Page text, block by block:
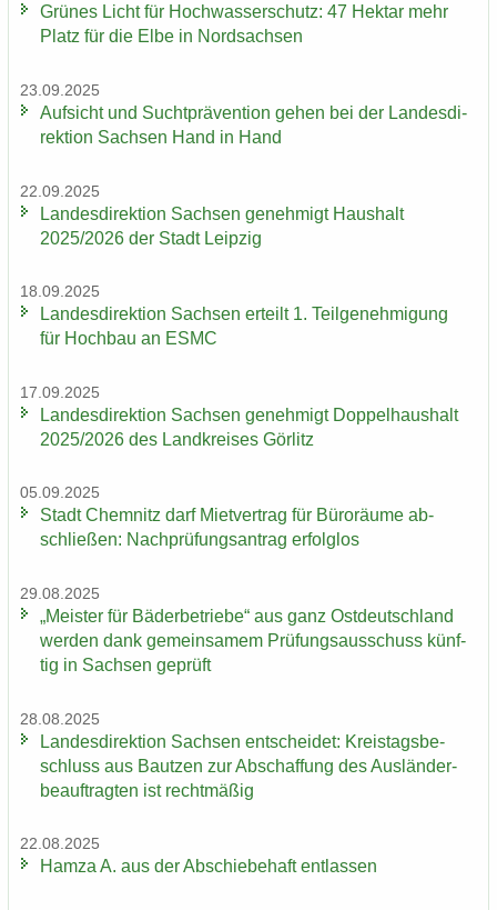
Grü­nes Licht für Hoch­was­ser­schutz: 47 Hekt­ar mehr
Platz für die Elbe in Nord­sach­sen
23.09.2025
Auf­sicht und Sucht­prä­ven­ti­on gehen bei der Lan­des­di­
rek­ti­on Sach­sen Hand in Hand
22.09.2025
Lan­des­di­rek­ti­on Sach­sen ge­neh­migt Haus­halt
2025/2026 der Stadt Leip­zig
18.09.2025
Lan­des­di­rek­ti­on Sach­sen er­teilt 1. Teil­ge­neh­mi­gung
für Hoch­bau an ESMC
17.09.2025
Lan­des­di­rek­ti­on Sach­sen ge­neh­migt Dop­pel­haus­halt
2025/2026 des Land­krei­ses Gör­litz
05.09.2025
Stadt Chem­nitz darf Miet­ver­trag für Bü­ro­räu­me ab­
schlie­ßen: Nach­prü­fungs­an­trag er­folg­los
29.08.2025
„Meis­ter für Bä­der­be­trie­be“ aus ganz Ost­deutsch­land
wer­den dank ge­mein­sa­mem Prü­fungs­aus­schuss künf­
tig in Sach­sen ge­prüft
28.08.2025
Lan­des­di­rek­ti­on Sach­sen ent­schei­det: Kreis­tags­be­
schluss aus Baut­zen zur Ab­schaf­fung des Aus­län­der­
be­auf­trag­ten ist recht­mä­ßig
22.08.2025
Hamza A. aus der Ab­schie­be­haft ent­las­sen